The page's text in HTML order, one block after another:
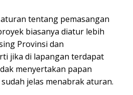
tentang pemasangan
biasanya diatur lebih
Provinsi dan
jika di lapangan terdapat
menyertakan papan
jelas menabrak aturan.